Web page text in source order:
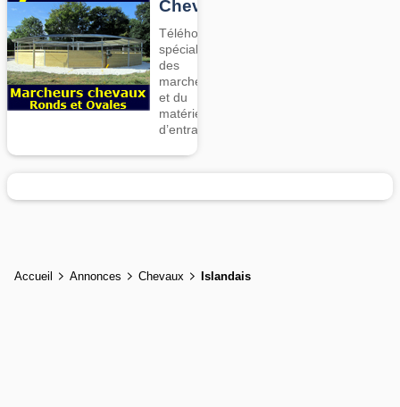
Chevaux
Téléhorse,
spécialiste
des
marcheurs
et du
matériel
d’entrainement
Accueil Annonces Chevaux Islandais